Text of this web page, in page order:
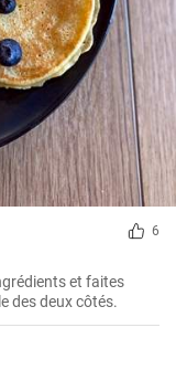
6
et faites
des deux côtés.